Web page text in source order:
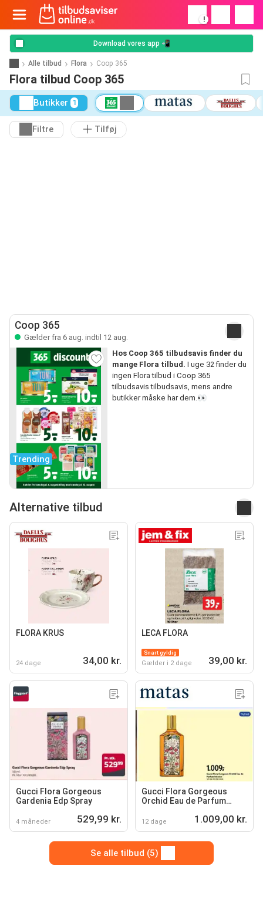
!
Download vores app 📲
Alle tilbud Flora Coop 365
Flora tilbud Coop 365
Butikker 1
Filtre Tilføj
Coop 365
Gælder fra 6 aug. indtil 12 aug.
Trending
Hos Coop 365 tilbudsavis finder du
mange Flora tilbud. I uge 32 finder du
ingen Flora tilbud i Coop 365
tilbudsavis tilbudsavis, mens andre
butikker måske har dem.👀
Alternative tilbud
FLORA KRUS
24 dage 34,00 kr.
LECA FLORA
Snart gyldig
Gælder i 2 dage 39,00 kr.
Gucci Flora Gorgeous
Gardenia Edp Spray
4 måneder 529,99 kr.
Gucci Flora Gorgeous
Orchid Eau de Parfum
12 dage 1.009,00 kr.
Se alle tilbud (5)